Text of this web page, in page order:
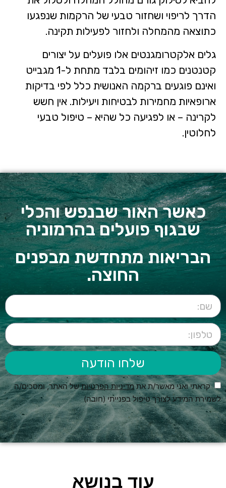
הדרך לריפוי ושחזור טבעי של הרקמות שנפגעו
כתוצאה מהמחלה ולחזור לפעילות תקינה.
גלים אלקטרומגנטים אלו פועלים על יצורים
קטנטנים כמו זיהומים בלבד מתחת ל-1 מגבייט
ואינם פוגעים ברקמה האנושית כלל לפי בדיקות
ארופאיות מחמירות לבטיחות ויעילות. אין חשש
לקרינה – או לפגיעה כל שהיא – טיפול טבעי
לחלוטין.
כאשר האור שבנפש והכלי
שבגוף פועלים בהרמוניה
הבריאות מתחדשת מבפנים
החוצה.
שלחו הודעה
קראתי ואני מאשר/ת אתמדיניות הפרטיותשל האתר, ומסכים/ה
לשמירת המידע לצורך טיפול בפנייתי (חובה)
עוד בנושא